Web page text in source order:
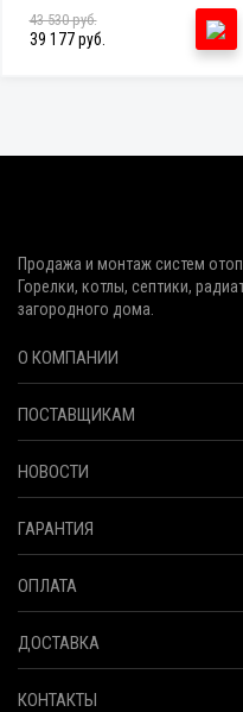
43 530 руб.
39 177 руб.
Продажа и монтаж систем
Горелки, котлы, септики,
загородного дома.
О КОМПАНИИ
ПОСТАВЩИКАМ
НОВОСТИ
ГАРАНТИЯ
ОПЛАТА
ДОСТАВКА
КОНТАКТЫ